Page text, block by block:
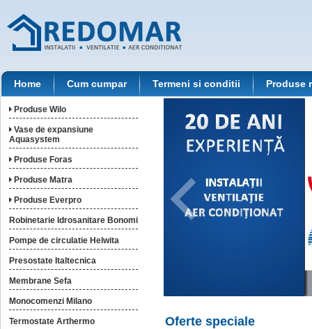
Home Cum cumpar Termeni si conditii Produse
Produse Wilo
Vase de expansiune
Aquasystem
Produse Foras
Produse Matra
Produse Everpro
Robinetarie Idrosanitare Bonomi
Pompe de circulatie Helwita
Presostate Italtecnica
Membrane Sefa
Monocomenzi Milano
Termostate Arthermo Oferte speciale